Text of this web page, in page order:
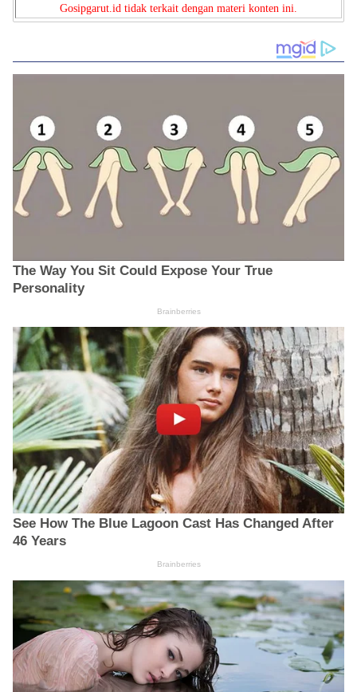
Gosipgarut.id tidak terkait dengan materi konten ini.